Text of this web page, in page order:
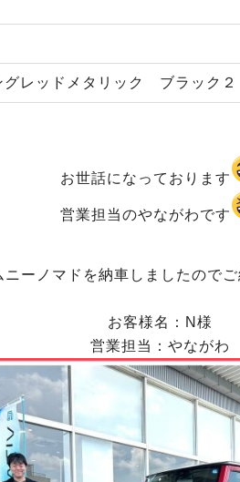
グレッドメタリック ブラック２
お世話になっております
営業担当のやながわです
ニーノマドを納車しましたので
お客様名：N様
営業担当：やながわ